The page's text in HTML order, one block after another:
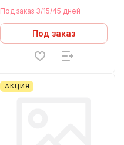
Под заказ 3/15/45 дней
Под заказ
АКЦИЯ